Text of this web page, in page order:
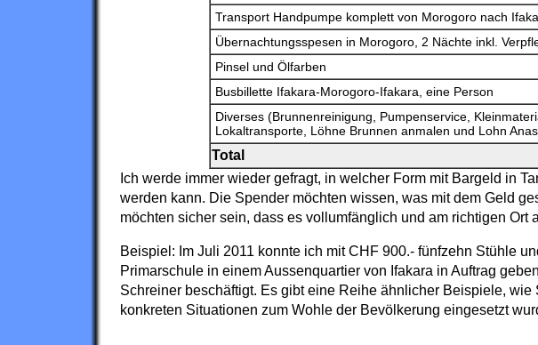
Transport Handpumpe komplett von Morogoro nach
Übernachtungsspesen in Morogoro, 2 Nächte inkl.
Pinsel und Ölfarben
Busbillette Ifakara-Morogoro-Ifakara, eine Person
Diverses (Brunnenreinigung, Pumpenservice,
Lokaltransporte, Löhne Brunnen anmalen und Lohn
Total
Ich werde immer wieder gefragt, in welcher Form mit Bargeld in
werden kann. Die Spender möchten wissen, was mit dem Geld
möchten sicher sein, dass es vollumfänglich und am richtigen Ort
Beispiel: Im Juli 2011 konnte ich mit CHF 900.- fünfzehn Stühle
Primarschule in einem Aussenquartier von Ifakara in Auftrag
Schreiner beschäftigt. Es gibt eine Reihe ähnlicher Beispiele, wie
konkreten Situationen zum Wohle der Bevölkerung eingesetzt